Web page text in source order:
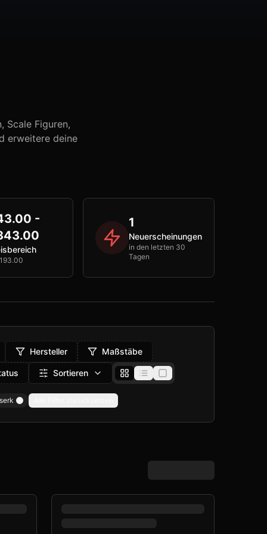
Scale Figuren,
erweitere deine
-
1
Neuerscheinungen
in den letzten 30
Tagen
Hersteller Maßstäbe
Sortieren
Remove filter